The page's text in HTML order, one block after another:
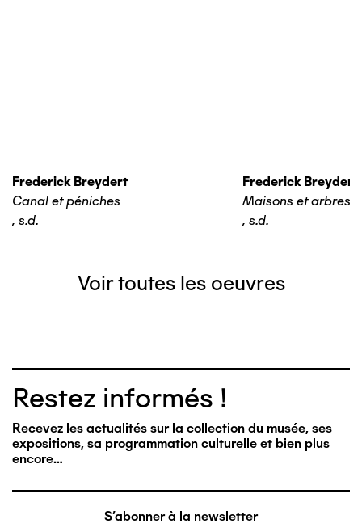
Frederick Breydert
Canal et péniches
, s.d.
Frederick Breydert
Maisons et arbres
, s.d.
Voir toutes les oeuvres
Restez informés !
Recevez les actualités sur la collection du musée, ses
expositions, sa programmation culturelle et bien plus
encore…
S'abonner à la newsletter